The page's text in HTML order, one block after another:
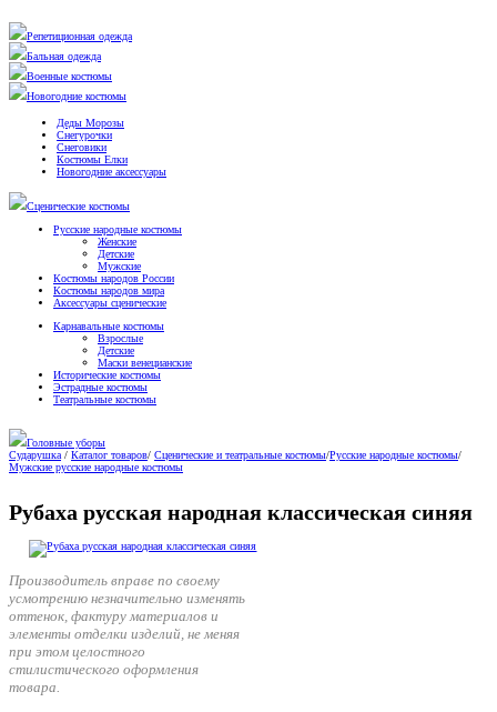
Репетиционная одежда
Бальная одежда
Военные костюмы
Новогодние костюмы
Деды Морозы
Снегурочки
Снеговики
Костюмы Елки
Новогодние аксессуары
Сценические костюмы
Русские народные костюмы
Женские
Детские
Мужские
Костюмы народов России
Костюмы народов мира
Аксессуары сценические
Карнавальные костюмы
Взрослые
Детские
Маски венецианские
Исторические костюмы
Эстрадные костюмы
Театральные костюмы
Головные уборы
Сударушка / Каталог товаров/ Сценические и театральные костюмы/Русские народные костюмы/
Мужские русские народные костюмы
Рубаха русская народная классическая синяя
Производитель вправе по своему
усмотрению незначительно изменять
оттенок, фактуру материалов и
элементы отделки изделий, не меняя
при этом целостного
стилистического оформления
товара.